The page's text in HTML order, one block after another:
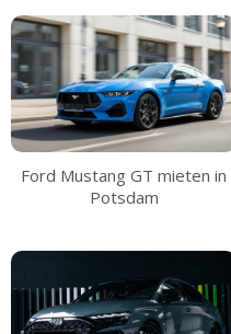
Ford Mustang GT mieten in
Potsdam